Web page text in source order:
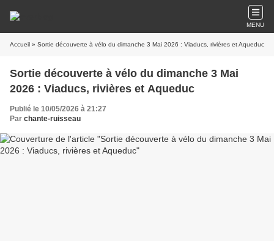
MENU
Accueil » Sortie découverte à vélo du dimanche 3 Mai 2026 : Viaducs, rivières et Aqueduc
Sortie découverte à vélo du dimanche 3 Mai
2026 : Viaducs, rivières et Aqueduc
Publié le 10/05/2026 à 21:27
Par chante-ruisseau